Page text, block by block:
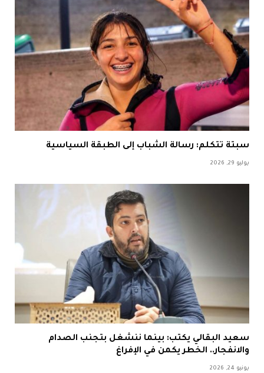
سبتة تتكلم: رسالة الشباب إلى الطبقة السياسية
يوليو 29, 2026
سعيد البقالي يكتب: بينما ننشغل بتجنب الصدام
والانفجار.. الخطر يكمن في الإفراغ
يونيو 24, 2026